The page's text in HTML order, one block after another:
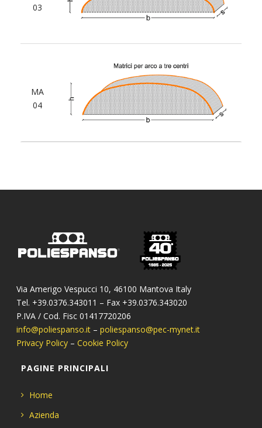
03
MA
04
Via Amerigo Vespucci 10, 46100 Mantova Italy
Tel. +39.0376.343011 – Fax +39.0376.343020
P.IVA / Cod. Fisc 01417720206
info@poliespanso.it –poliespanso@pec-mynet.it
Privacy Policy –Cookie Policy
PAGINE PRINCIPALI
Home
Azienda